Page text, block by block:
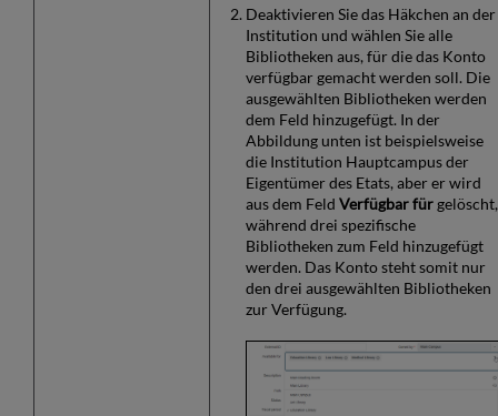
Deaktivieren Sie das Häkchen an der
Institution und wählen Sie alle
Bibliotheken aus, für die das Konto
verfügbar gemacht werden soll. Die
ausgewählten Bibliotheken werden
dem Feld hinzugefügt. In der
Abbildung unten ist beispielsweise
die Institution Hauptcampus der
Eigentümer des Etats, aber er wird
aus dem FeldVerfügbar für gelöscht,
während drei spezifische
Bibliotheken zum Feld hinzugefügt
werden. Das Konto steht somit nur
den drei ausgewählten Bibliotheken
zur Verfügung.